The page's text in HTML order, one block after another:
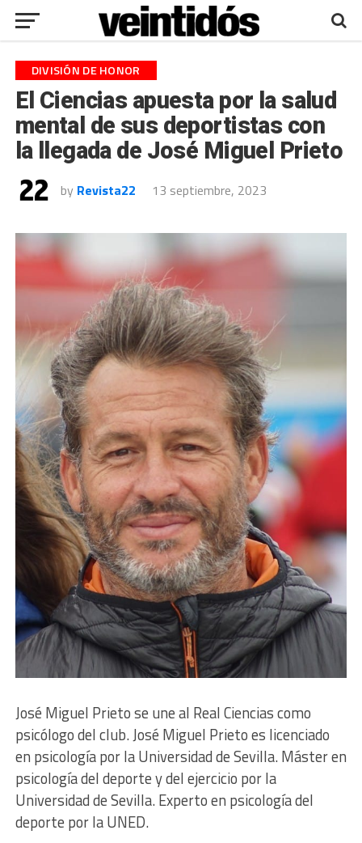
DIVISIÓN DE HONOR
El Ciencias apuesta por la salud
mental de sus deportistas con
la llegada de José Miguel Prieto
by Revista22 13 septiembre, 2023
José Miguel Prieto se une al Real Ciencias como
psicólogo del club. José Miguel Prieto es licenciado
en psicología por la Universidad de Sevilla. Máster en
psicología del deporte y del ejercicio por la
Universidad de Sevilla. Experto en psicología del
deporte por la UNED.